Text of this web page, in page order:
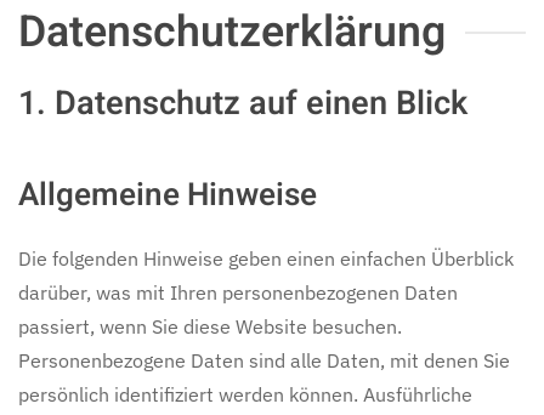
Datenschutz­erklärung
1. Datenschutz auf einen Blick
Allgemeine Hinweise
Die folgenden Hinweise geben einen einfachen Überblick
darüber, was mit Ihren personenbezogenen Daten
passiert, wenn Sie diese Website besuchen.
Personenbezogene Daten sind alle Daten, mit denen Sie
persönlich identifiziert werden können. Ausführliche